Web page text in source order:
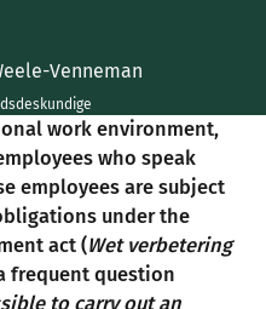
Venneman
work environment,
who speak
employees are subject
under the
act (Wet verbetering
frequent question
to carry out an